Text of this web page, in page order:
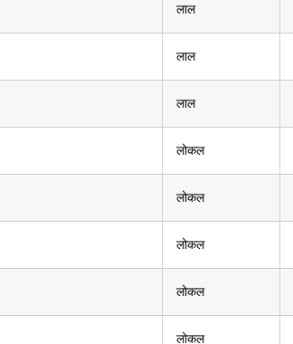
लाल
लाल
लाल
लोकल
लोकल
लोकल
लोकल
लोकल